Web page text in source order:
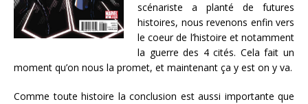
scénariste a planté de futures
histoires, nous revenons enfin vers
le coeur de l’histoire et notamment
la guerre des 4 cités. Cela fait un
moment qu’on nous la promet, et maintenant ça y est on y va.
Comme toute histoire la conclusion est aussi importante que